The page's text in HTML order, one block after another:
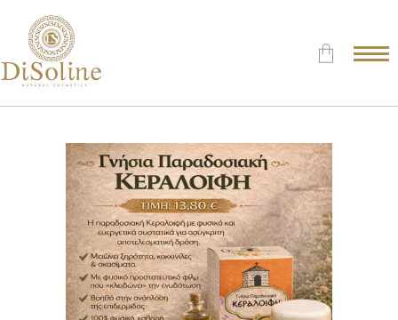
Καλάθι.